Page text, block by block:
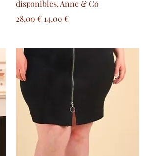
disponibles, Anne & Co
Prezzo regolare
28,00 € Prezzo scontato
14,00 €